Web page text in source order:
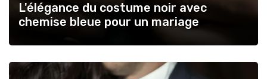
L'élégance du costume noir avec
chemise bleue pour un mariage